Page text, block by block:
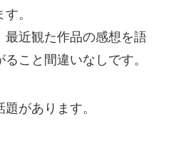
。
最近観た作品の感想を語
こと間違いなしです。
があります。